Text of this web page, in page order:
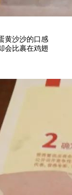
黄沙沙的口感
会比裹在鸡翅